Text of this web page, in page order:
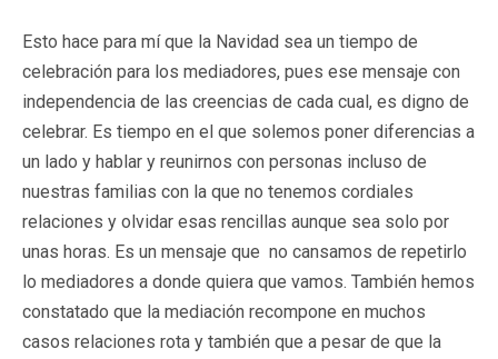
Esto hace para mí que la Navidad sea un tiempo de
celebración para los mediadores, pues ese mensaje con
independencia de las creencias de cada cual, es digno de
celebrar. Es tiempo en el que solemos poner diferencias a
un lado y hablar y reunirnos con personas incluso de
nuestras familias con la que no tenemos cordiales
relaciones y olvidar esas rencillas aunque sea solo por
unas horas. Es un mensaje que no cansamos de repetirlo
lo mediadores a donde quiera que vamos. También hemos
constatado que la mediación recompone en muchos
casos relaciones rota y también que a pesar de que la